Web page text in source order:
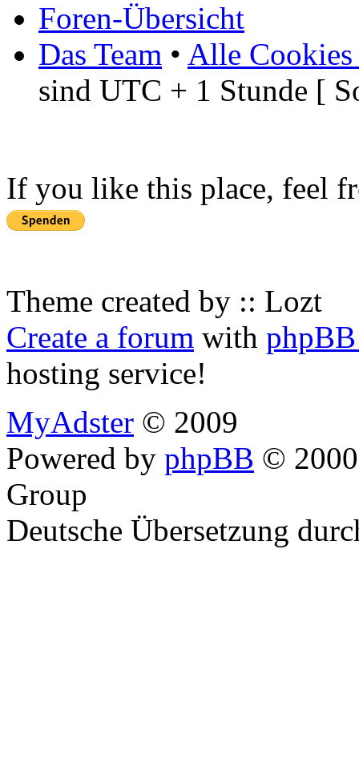
Foren-Übersicht
Das Team • Alle Cookies
sind UTC + 1 Stunde [
If you like this place, feel
Theme created by :: Lozt
Create a forum with
hosting service!
MyAdster © 2009
Powered by phpBB ©
Group
Deutsche Übersetzung